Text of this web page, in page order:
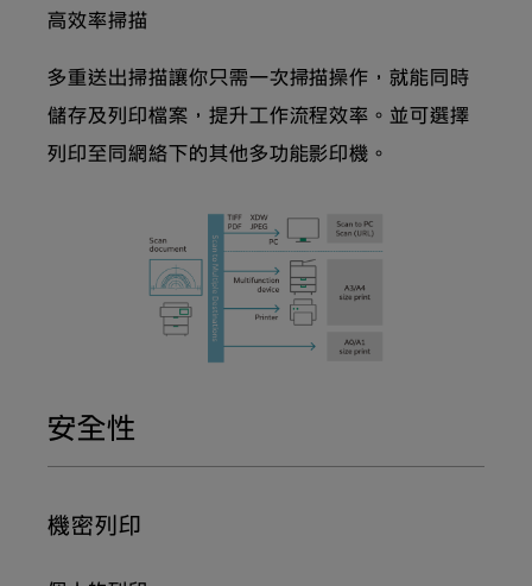
高效率掃描
多重送出掃描讓你只需一次掃描操作，就能同時
儲存及列印檔案，提升工作流程效率。並可選擇
列印至同網絡下的其他多功能影印機。
安全性
機密列印